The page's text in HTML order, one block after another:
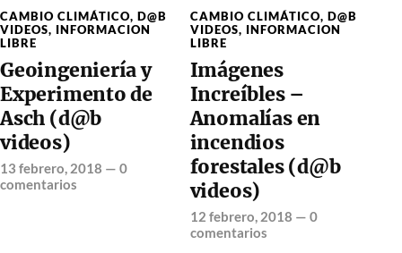
CAMBIO CLIMÁTICO, D@B
VIDEOS, INFORMACION
LIBRE
Geoingeniería y
Experimento de
Asch (d@b
videos)
13 febrero, 2018 — 0
comentarios
CAMBIO CLIMÁTICO, D@B
VIDEOS, INFORMACION
LIBRE
Imágenes
Increíbles –
Anomalías en
incendios
forestales (d@b
videos)
12 febrero, 2018 — 0
comentarios